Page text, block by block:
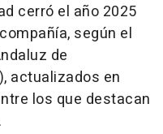
cerró el año 2025
según el
de
actualizados en
los que destacan